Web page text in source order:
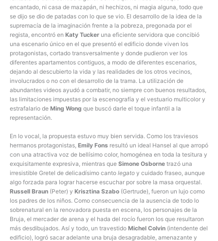
encantado, ni casa de mazapán, ni hechizos, ni magia alguna, todo que
se dijo se dio de patadas con lo que se vio. El desarrollo de la idea de la
supremacía de la imaginación frente a la pobreza, pregonada por el
regista, encontró en Katy Tucker una eficiente servidora que concibió
una escenario único en el que presentó el edificio donde viven los
protagonistas, cortado transversalmente y donde pudieron ver los
diferentes apartamentos contiguos, a modo de diferentes escenarios,
dejando al descubierto la vida y las realidades de los otros vecinos,
involucrados o no con el desarrollo de la trama. La utilización de
abundantes videos ayudó a combatir, no siempre con buenos resultados,
las limitaciones impuestas por la escenografía y el vestuario multicolor y
estrafalario de Ming Wong que buscó darle el toque infantil a la
representación.
En lo vocal, la propuesta estuvo muy bien servida. Como los traviesos
hermanos protagonistas, Emily Fons resultó un ideal Hansel al que arropó
con una atractiva voz de bellísimo color, homogénea en toda la tesitura y
exquisitamente expresiva, mientras que Simone Osborne trazó una
irresistible Gretel de delicadísimo canto legato y cuidado fraseo, aunque
algo forzada para lograr hacerse escuchar por sobre la masa orquestal.
Russell Braun (Peter) y Krisztina Szabo (Gertrude), fueron un lujo como
los padres de los niños. Como consecuencia de la ausencia de todo lo
sobrenatural en la renovadora puesta en escena, los personajes de la
Bruja, el mercader de arena y el hada del rocío fueron los que resultaron
más desdibujados. Así y todo, un travestido Michel Colvin (intendente del
edificio), logró sacar adelante una bruja desagradable, amenazante y